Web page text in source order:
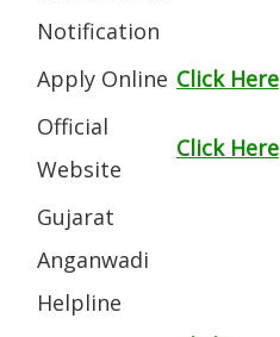
Notification
Apply Online Click Here
Official
Website
Click Here
Gujarat
Anganwadi
Helpline